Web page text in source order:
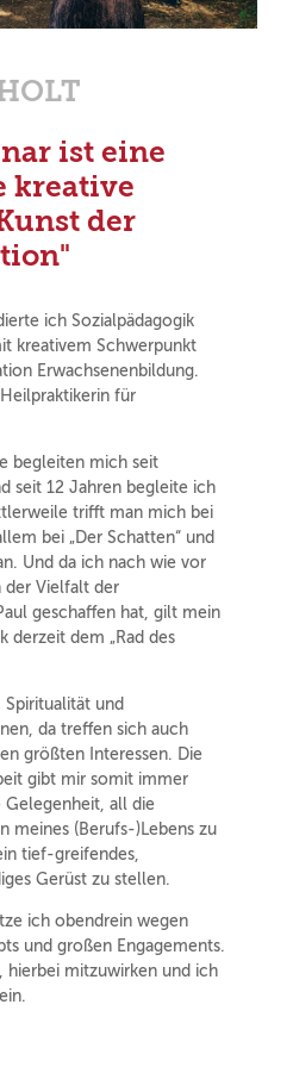
ist eine
kreative
der
ich Sozialpädagogik
kreativem Schwerpunkt
Erwachsenenbildung.
für
begleiten mich seit
seit 12 Jahren begleite ich
trifft man mich bei
bei „Der Schatten“ und
Und da ich nach wie vor
der Vielfalt der
geschaffen hat, gilt mein
derzeit dem „Rad des
und
da treffen sich auch
größten Interessen. Die
gibt mir somit immer
Gelegenheit, all die
meines (Berufs-)Lebens zu
tief-greifendes,
Gerüst zu stellen.
ich obendrein wegen
und großen Engagements.
hierbei mitzuwirken und ich